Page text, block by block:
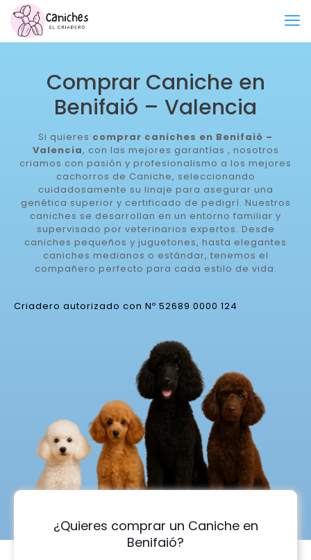
Comprar Caniche en
Benifaió – Valencia
Si quieres comprar caniches en Benifaió –
Valencia, con las mejores garantías , nosotros
criamos con pasión y profesionalismo a los mejores
cachorros de Caniche, seleccionando
cuidadosamente su linaje para asegurar una
genética superior y certificado de pedigrí. Nuestros
caniches se desarrollan en un entorno familiar y
supervisado por veterinarios expertos. Desde
caniches pequeños y juguetones, hasta elegantes
caniches medianos o estándar, tenemos el
compañero perfecto para cada estilo de vida.
Criadero autorizado con Nº 52689 0000 124
¿Quieres comprar un Caniche en
Benifaió?